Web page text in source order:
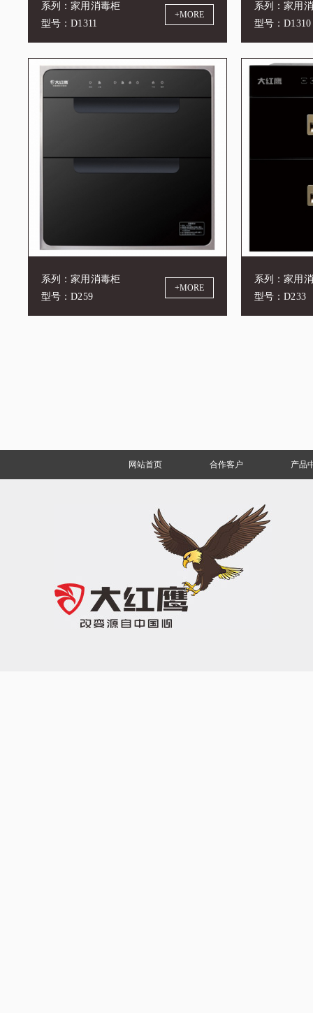
系列：家用消毒柜
型号：D1311
+MORE
系列：家用
型号：D1310
系列：家用消毒柜
型号：D259
+MORE
系列：家用
型号：D233
网站首页 合作客户 产品